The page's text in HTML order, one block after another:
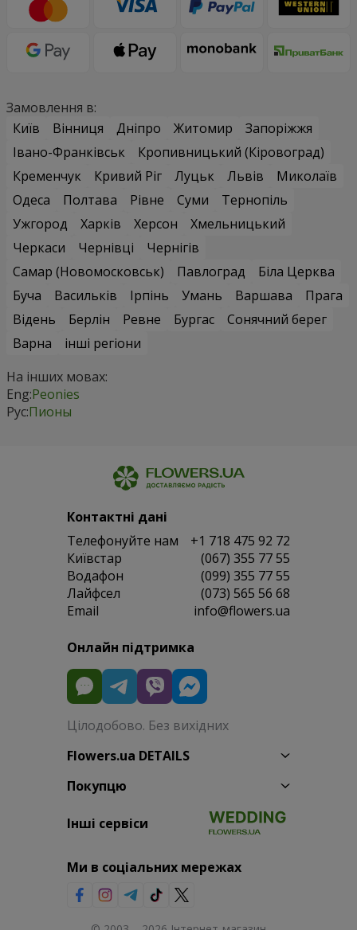
Замовлення в:
Київ
Вінниця Дніпро Житомир
Запоріжжя
Івано-Франківськ
Кропивницький (Кіровоград)
Кременчук
Кривий Ріг Луцьк Львів
Миколаїв
Одеса
Полтава Рівне Суми
Тернопіль
Ужгород
Харків Херсон
Хмельницький
Черкаси
Чернівці
Чернігів
Самар (Новомосковськ)
Павлоград
Біла Церква
Буча
Васильків Ірпінь Умань Варшава
Прага
Відень
Берлін Ревне Бургас
Сонячний берег
Варна
інші регіони
На інших мовах:
Eng:Peonies
Рус:Пионы
Контактні дані
Телефонуйте нам
+1 718 475 92 72
Київстар
(067) 355 77 55
Водафон
(099) 355 77 55
Лайфсел
(073) 565 56 68
Email
info@flowers.ua
Онлайн підтримка
Цілодобово. Без вихідних
Flowers.ua DETAILS
Покупцю
Інші сервіси
Ми в соціальних мережах